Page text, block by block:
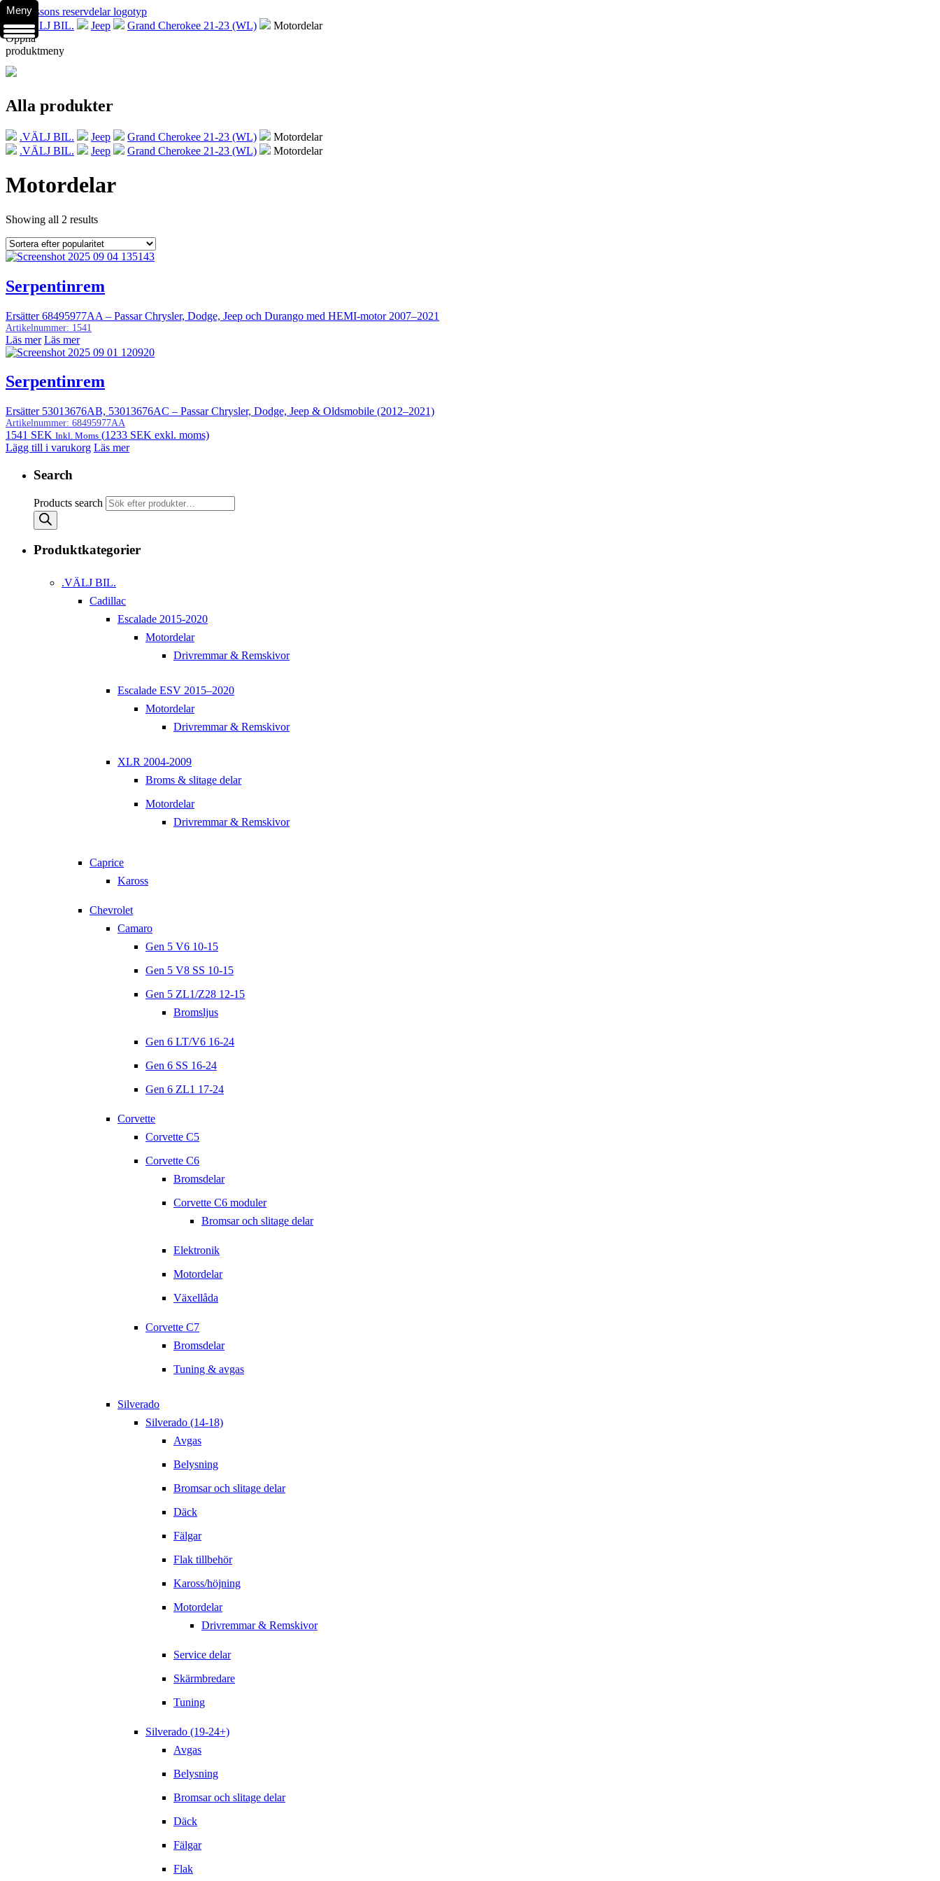
.VÄLJ BIL. Jeep Grand Cherokee 21-23 (WL)
Motordelar
Öppna
produktmeny
Alla produkter
.VÄLJ BIL. Jeep Grand Cherokee 21-23 (WL)
Motordelar
.VÄLJ BIL.
Jeep Grand Cherokee 21-23 (WL) Motordelar
Motordelar
Showing all 2 results
Serpentinrem
Ersätter 68495977AA – Passar Chrysler, Dodge, Jeep och Durango med HEMI‑motor 2007–2021
Artikelnummer: 1541
Läs mer Läs mer
Serpentinrem
Ersätter 53013676AB, 53013676AC – Passar Chrysler, Dodge, Jeep & Oldsmobile (2012–2021)
Artikelnummer: 68495977AA
1541 SEK Inkl. Moms (1233 SEK exkl. moms)
Lägg till i varukorg Läs mer
Search
Products search
Produktkategorier
.VÄLJ BIL.
Cadillac
Escalade 2015-2020
Motordelar
Drivremmar & Remskivor
Escalade ESV 2015–2020
Motordelar
Drivremmar & Remskivor
XLR 2004-2009
Broms & slitage delar
Motordelar
Drivremmar & Remskivor
Caprice
Kaross
Chevrolet
Camaro
Gen 5 V6 10-15
Gen 5 V8 SS 10-15
Gen 5 ZL1/Z28 12-15
Bromsljus
Gen 6 LT/V6 16-24
Gen 6 SS 16-24
Gen 6 ZL1 17-24
Corvette
Corvette C5
Corvette C6
Bromsdelar
Corvette C6 moduler
Bromsar och slitage delar
Elektronik
Motordelar
Växellåda
Corvette C7
Bromsdelar
Tuning & avgas
Silverado
Silverado (14-18)
Avgas
Belysning
Bromsar och slitage delar
Däck
Fälgar
Flak tillbehör
Kaross/höjning
Motordelar
Drivremmar & Remskivor
Service delar
Skärmbredare
Tuning
Silverado (19-24+)
Avgas
Belysning
Bromsar och slitage delar
Däck
Fälgar
Flak
Meny